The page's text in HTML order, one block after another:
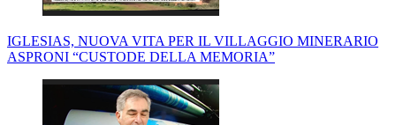
IGLESIAS, NUOVA VITA PER IL VILLAGGIO MINERARIO
ASPRONI “CUSTODE DELLA MEMORIA”